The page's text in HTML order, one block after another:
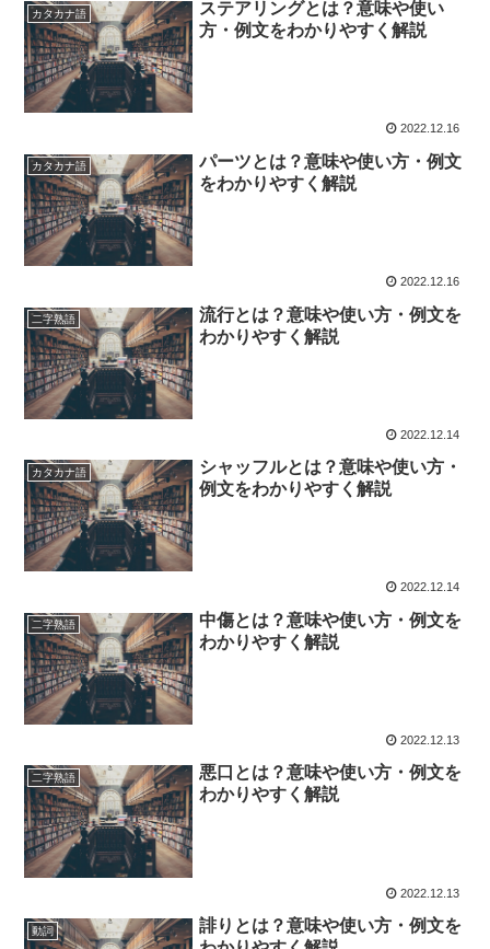
カタカナ語
ステアリングとは？意味や使い
方・例文をわかりやすく解説
2022.12.16
カタカナ語
パーツとは？意味や使い方・例文
をわかりやすく解説
2022.12.16
二字熟語
流行とは？意味や使い方・例文を
わかりやすく解説
2022.12.14
カタカナ語
シャッフルとは？意味や使い方・
例文をわかりやすく解説
2022.12.14
二字熟語
中傷とは？意味や使い方・例文を
わかりやすく解説
2022.12.13
二字熟語
悪口とは？意味や使い方・例文を
わかりやすく解説
2022.12.13
動詞
誹りとは？意味や使い方・例文を